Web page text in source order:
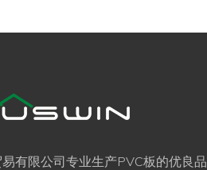
有限公司专业生产PVC板的优良品